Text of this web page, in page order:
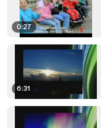
0:27
6:31